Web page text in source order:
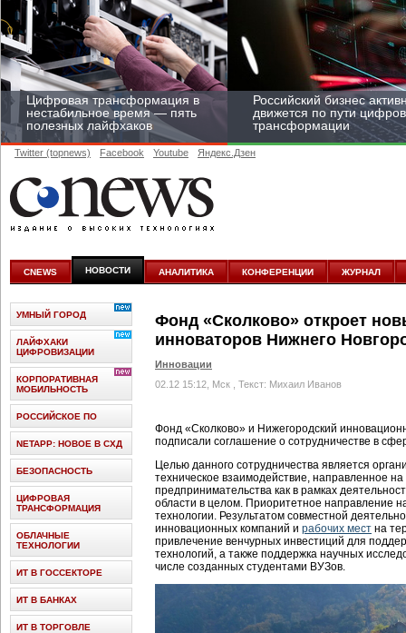
Цифровая трансформация в
нестабильное время — пять
полезных лайфхаков
Российский бизнес
движется по пути
трансформации
цифровизироваться со
скоростью крупных
корпораций
Twitter (topnews) Facebook Youtube Яндекс.Дзен
CNEWS НОВОСТИ АНАЛИТИКА КОНФЕРЕНЦИИ ЖУРНАЛ
Фонд «Сколково» откроет
инноваторов Нижнего
Инновации
02.12 15:12, Мск , Текст: Михаил Иванов
Фонд «Сколково» и Нижегородский
подписали соглашение о сотрудничестве в
Целью данного сотрудничества является
техническое взаимодействие, направленное
предпринимательства как в рамках
области в целом. Приоритетное направление
технологии. Результатом совместной
инновационных компаний и рабочих мест на
привлечение венчурных инвестиций для
технологий, а также поддержка научных
числе созданных студентами ВУЗов.
УМНЫЙ ГОРОД
ЛАЙФХАКИ
ЦИФРОВИЗАЦИИ
КОРПОРАТИВНАЯ
МОБИЛЬНОСТЬ
РОССИЙСКОЕ ПО
NETAPP: НОВОЕ В СХД
БЕЗОПАСНОСТЬ
ЦИФРОВАЯ
ТРАНСФОРМАЦИЯ
ОБЛАЧНЫЕ
ТЕХНОЛОГИИ
ИТ В ГОССЕКТОРЕ
ИТ В БАНКАХ
ИТ В ТОРГОВЛЕ